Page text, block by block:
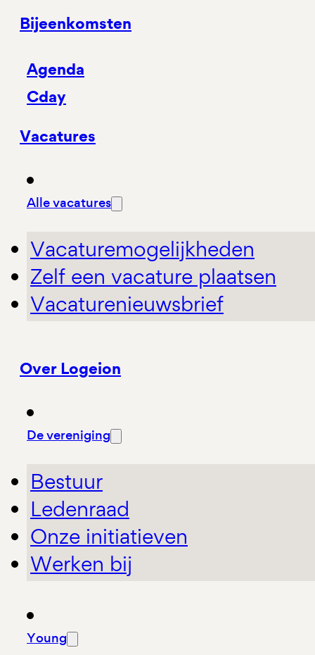
Bijeenkomsten
Agenda
Cday
Vacatures
Alle vacatures
Vacaturemogelijkheden
Zelf een vacature plaatsen
Vacaturenieuwsbrief
Over Logeion
De vereniging
Bestuur
Ledenraad
Onze initiatieven
Werken bij
Young